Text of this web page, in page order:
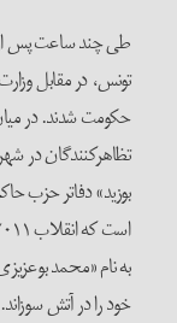
طی چند ساعت پس از
تونس، در مقابل
حکومت شدند. در
تظاهرکنندگان در
بوزید» دفاتر حزب
به نام «محمد
خود را در آتش سوزاند.